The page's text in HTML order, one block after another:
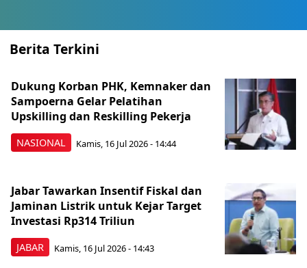
Berita Terkini
NASIONAL
Dukung Korban PHK, Kemnaker dan
Sampoerna Gelar Pelatihan
Upskilling dan Reskilling Pekerja
Kamis, 16 Jul 2026 - 14:44
JABAR
Jabar Tawarkan Insentif Fiskal dan
Jaminan Listrik untuk Kejar Target
Investasi Rp314 Triliun
Kamis, 16 Jul 2026 - 14:43